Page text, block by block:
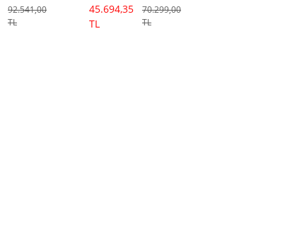
92.541,00
TL
45.694,35
TL
70.299,00
TL